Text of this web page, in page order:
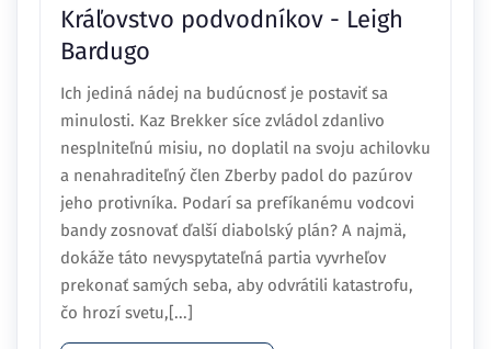
Kráľovstvo podvodníkov - Leigh
Bardugo
Ich jediná nádej na budúcnosť je postaviť sa
minulosti. Kaz Brekker síce zvládol zdanlivo
nesplniteľnú misiu, no doplatil na svoju achilovku
a nenahraditeľný člen Zberby padol do pazúrov
jeho protivníka. Podarí sa prefíkanému vodcovi
bandy zosnovať ďalší diabolský plán? A najmä,
dokáže táto nevyspytateľná partia vyvrheľov
prekonať samých seba, aby odvrátili katastrofu,
čo hrozí svetu,[...]